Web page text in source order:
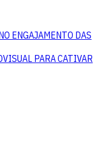
ENGAJAMENTO DAS
PARA CATIVAR